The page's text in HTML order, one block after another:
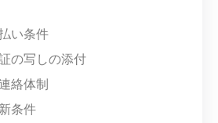
い条件
の写しの添付
絡体制
条件